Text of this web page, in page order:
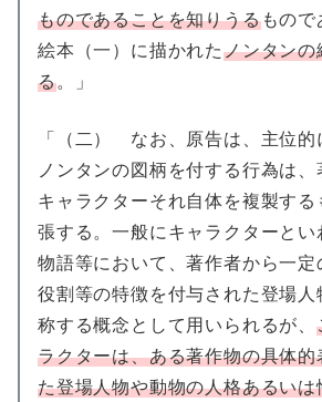
ものであることを知りうるもので
絵本（一）に描かれたノンタン
る。」
「（二） なお、原告は、主位的
ノンタンの図柄を付する行為は
キャラクターそれ自体を複製す
張する。一般にキャラクターとい
物語等において、著作者から一定
役割等の特徴を付与された登場人
称する概念として用いられるが、
ラクターは、ある著作物の具体
た登場人物や動物の人格あるい